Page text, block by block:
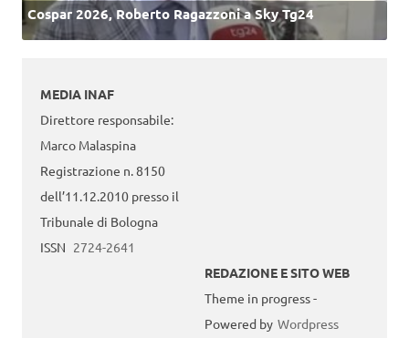
Cospar 2026, Roberto Ragazzoni a Sky Tg24
MEDIA INAF
Direttore responsabile:
Marco Malaspina
Registrazione n. 8150
dell’11.12.2010 presso il
Tribunale di Bologna
ISSN 2724-2641
REDAZIONE E SITO WEB
Theme in progress -
Powered by Wordpress